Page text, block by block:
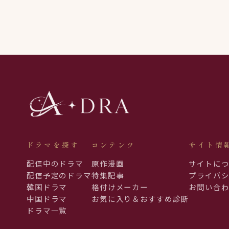
ドラマを探す
配信中のドラマ
配信予定のドラマ
韓国ドラマ
中国ドラマ
ドラマ一覧
コンテンツ
原作漫画
特集記事
格付けメーカー
お気に入り＆おすすめ診断
サイト情
サイトに
プライバ
お問い合